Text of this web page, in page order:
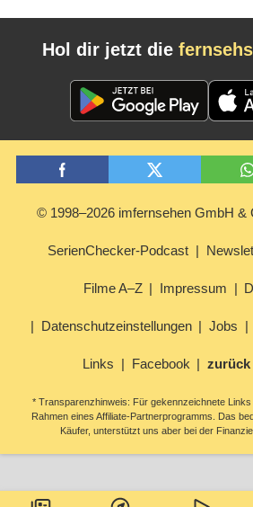
Hol dir jetzt die
© 1998–2026 imfernsehen GmbH &
SerienChecker-Podcast
Filme A–Z Impressum
Datenschutzeinstellungen Jobs
Links Facebook zurück
* Transparenzhinweis: Für gekennzeichnete
Rahmen eines Affiliate-Partnerprogramms. Das
Käufer, unterstützt uns aber bei der